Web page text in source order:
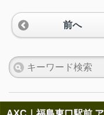
前へ